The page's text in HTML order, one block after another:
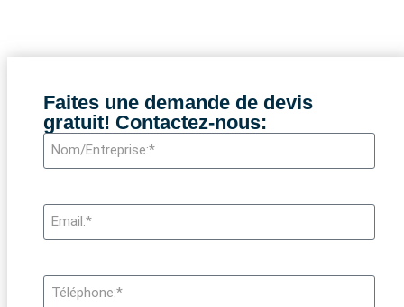
Faites une demande de devis
gratuit! Contactez-nous: